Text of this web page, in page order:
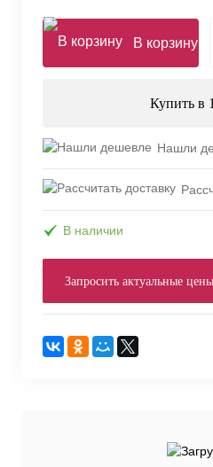
В корзину
Купить в
Нашли
В наличии
Запросить актуальные